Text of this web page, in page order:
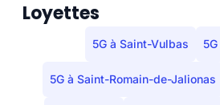
Loyettes
5G à Saint-Vulbas
5G à Saint-Romain-de-Jalionas